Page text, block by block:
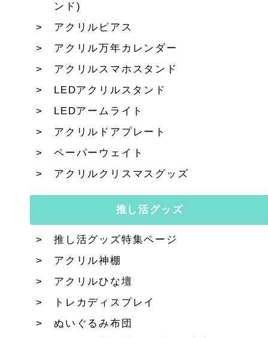
ンド)
アクリルピアス
アクリル万年カレンダー
アクリルスマホスタンド
LEDアクリルスタンド
LEDアームライト
アクリルドアプレート
ペーパーウェイト
アクリルクリスマスグッズ
推し活グッズ
推し活グッズ特集ページ
アクリル神棚
アクリルひな壇
トレカディスプレイ
ぬいぐるみ布団